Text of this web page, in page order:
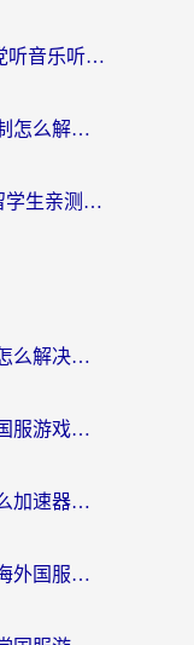
网易云ip怎么改成中国？海外党听音乐听书的无痛解决方案
海外党必看：汽水解锁地区限制怎么解除？3招解决国内影音&生活服务难题
央视影音VIP海外可以看吗？留学生亲测有效的回国加速器选择指南
女神星球海外服务器链接失败怎么解决？海外党国服游戏加速避坑指南
日本怎么玩君临传奇？海外党国服游戏加速避坑指南（附菲律宾欧洲玩家实测）
海外党必看：打穿越火线用什么加速器？解决延迟卡顿，还能玩奇妙拼图世界和第五人格
波兰怎么玩无悔华夏不卡顿？海外国服游戏加速器终极指南（附征途2萤火突击解决方案）